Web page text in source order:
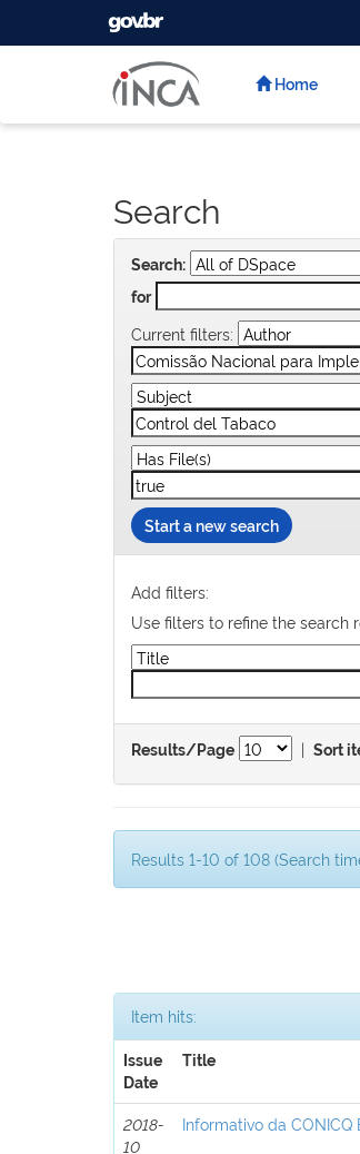
GOVBR
Home
Search
Search:
for
Current filters:
Start a new search
Add filters:
Use filters to refine the search
Results/Page | Sort
Results 1-10 of 108 (Search
Item hits:
Issue
Date
Title
2018-
10
Informativo da CONICQ